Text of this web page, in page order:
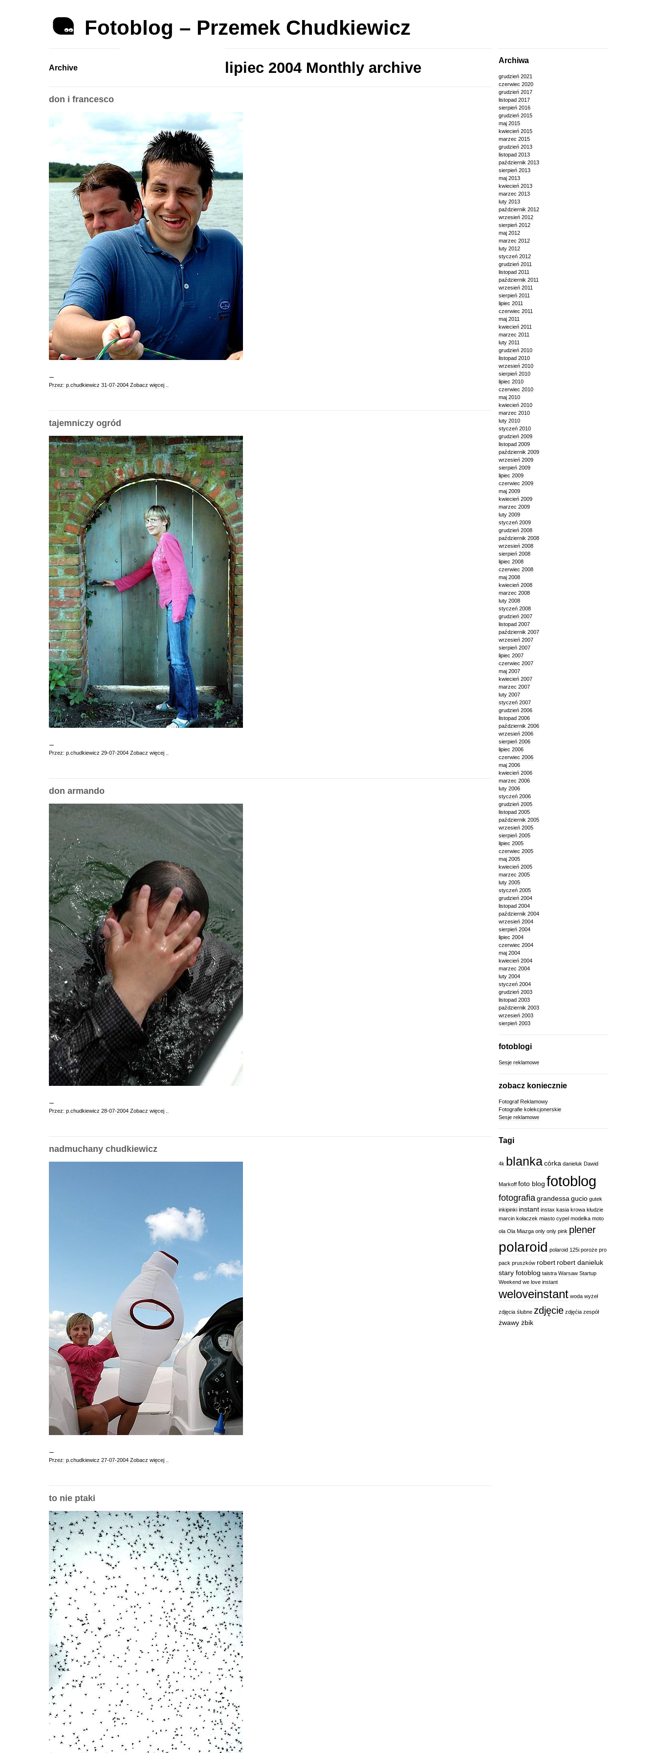
Fotoblog – Przemek Chudkiewicz
Archive lipiec 2004 Monthly archive
don i francesco
Przez: p.chudkiewicz 31-07-2004 Zobacz więcej ..
tajemniczy ogród
Przez: p.chudkiewicz 29-07-2004 Zobacz więcej ..
don armando
Przez: p.chudkiewicz 28-07-2004 Zobacz więcej ..
nadmuchany chudkiewicz
Przez: p.chudkiewicz 27-07-2004 Zobacz więcej ..
to nie ptaki
Archiwa
grudzień 2021
czerwiec 2020
grudzień 2017
listopad 2017
sierpień 2016
grudzień 2015
maj 2015
kwiecień 2015
marzec 2015
grudzień 2013
listopad 2013
październik 2013
sierpień 2013
maj 2013
kwiecień 2013
marzec 2013
luty 2013
październik 2012
wrzesień 2012
sierpień 2012
maj 2012
marzec 2012
luty 2012
styczeń 2012
grudzień 2011
listopad 2011
październik 2011
wrzesień 2011
sierpień 2011
lipiec 2011
czerwiec 2011
maj 2011
kwiecień 2011
marzec 2011
luty 2011
grudzień 2010
listopad 2010
wrzesień 2010
sierpień 2010
lipiec 2010
czerwiec 2010
maj 2010
kwiecień 2010
marzec 2010
luty 2010
styczeń 2010
grudzień 2009
listopad 2009
październik 2009
wrzesień 2009
sierpień 2009
lipiec 2009
czerwiec 2009
maj 2009
kwiecień 2009
marzec 2009
luty 2009
styczeń 2009
grudzień 2008
październik 2008
wrzesień 2008
sierpień 2008
lipiec 2008
czerwiec 2008
maj 2008
kwiecień 2008
marzec 2008
luty 2008
styczeń 2008
grudzień 2007
listopad 2007
październik 2007
wrzesień 2007
sierpień 2007
lipiec 2007
czerwiec 2007
maj 2007
kwiecień 2007
marzec 2007
luty 2007
styczeń 2007
grudzień 2006
listopad 2006
październik 2006
wrzesień 2006
sierpień 2006
lipiec 2006
czerwiec 2006
maj 2006
kwiecień 2006
marzec 2006
luty 2006
styczeń 2006
grudzień 2005
listopad 2005
październik 2005
wrzesień 2005
sierpień 2005
lipiec 2005
czerwiec 2005
maj 2005
kwiecień 2005
marzec 2005
luty 2005
styczeń 2005
grudzień 2004
listopad 2004
październik 2004
wrzesień 2004
sierpień 2004
lipiec 2004
czerwiec 2004
maj 2004
kwiecień 2004
marzec 2004
luty 2004
styczeń 2004
grudzień 2003
listopad 2003
październik 2003
wrzesień 2003
sierpień 2003
fotoblogi
Sesje reklamowe
zobacz koniecznie
Fotograf Reklamowy
Fotografie kolekcjonerskie
Sesje reklamowe
Tagi
4k blanka córka danieluk Dawid
Markoff foto blog fotoblog
fotografia grandessa gucio gutek
inkipinki instant instax kasia krowa kłudzie
marcin kołaczek miasto cypel modelka moto
ola Ola Miazga only only pink plener
polaroid polaroid 125i poroże pro
pack pruszków robert robert danieluk
stary fotoblog taistra Warsaw Startup
Weekend we love instant
weloveinstant woda wyżeł
zdjęcia ślubne zdjęcie zdjęćia zespół
żwawy żbik